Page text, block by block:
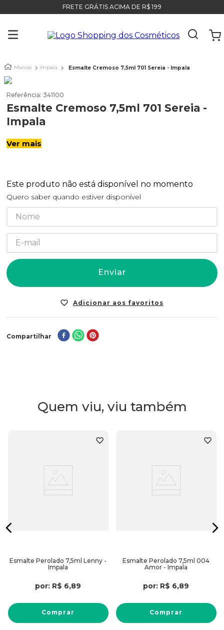
FRETE GRÁTIS ACIMA DE R$ 199
Marcas Impala Esmalte Cremoso 7,5ml 701 Sereia - Impala
Referência: 341100
Esmalte Cremoso 7,5ml 701 Sereia -
Impala
Ver mais
Este produto não está disponível no momento
Quero saber quando estiver disponível
Enviar
Compartilhar
Quem viu, viu também
Esmalte Perolado 7,5ml Lenny -
Impala
por: R$ 6,89
Comprar
Esmalte Perolado 7,5ml 004
Amor - Impala
por: R$ 6,89
Comprar